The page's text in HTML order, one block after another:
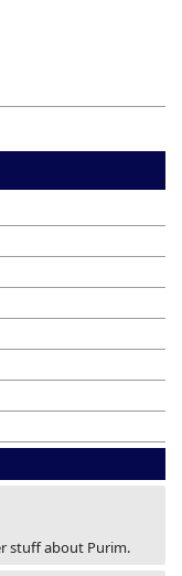
stuff about Purim.